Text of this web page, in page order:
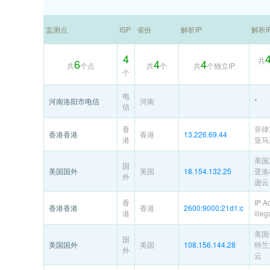
监测点 ISP 省份 解析IP 解析
共6个点 4
个
共4个 共4个独立IP
共
河南洛阳市电信
电
信
河南 *
香港香港
香
港
香港 13.226.69.44
菲
亚
美国国外
国
外
美国 18.154.132.25
美
亚
逊云
香港香港
香
港
香港 2600:9000:21d1:c
IP
美国国外
国
外
美国 108.156.144.28
美
特
云